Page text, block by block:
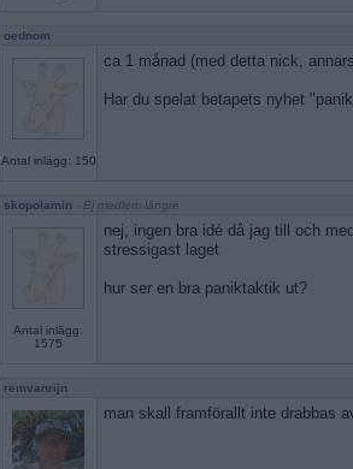
oednom
Antal inlägg: 150
ca 1 månad (med detta nick,
Har du spelat betapets nyhet
skopolamin - Ej medlem längre
Antal inlägg:
1575
nej, ingen bra idé då jag till och
stressigast laget
hur ser en bra paniktaktik ut?
remvanrijn
man skall framförallt inte drabbas